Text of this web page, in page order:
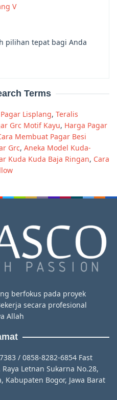
V
pilihan tepat bagi Anda
Terms
Pagar Lisplang, Teralis
Grc Motif Kayu, Harga Pagar
Membuat Pagar Besi
Grc, Aneka Model Kuda-
Kuda Kuda Baja Ringan, Cara
berfokus pada proyek
secara profesional
Allah
/ 0858-8282-6854 Fast
Letnan Sukarna No.28,
Kabupaten Bogor, Jawa Barat